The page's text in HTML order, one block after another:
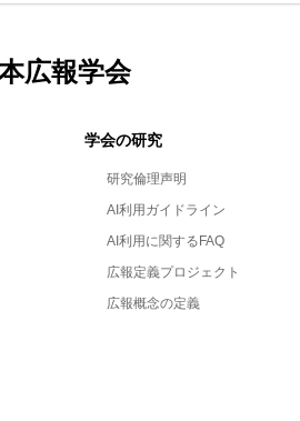
広報学会
学会の研究
研究倫理声明
AI利用ガイドライン
AI利用に関するFAQ
広報定義プロジェクト
広報概念の定義